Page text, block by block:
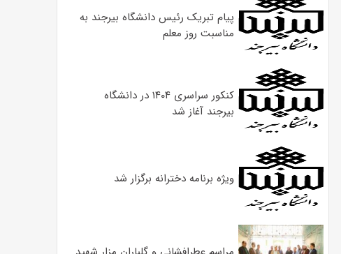
پیام تبریک رئیس دانشگاه بیرجند به
مناسبت روز معلم
کنکور سراسری ۱۴۰۴ در دانشگاه
بیرجند آغاز شد
ویژه برنامه دخترانه برگزار شد